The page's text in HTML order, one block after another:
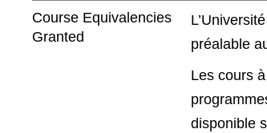
Course Equivalencies
Granted
préalable
Les cours
disponible